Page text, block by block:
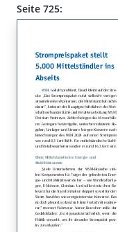
Seite 725: